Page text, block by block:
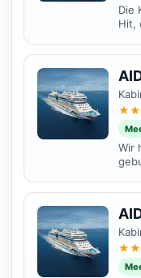
Die
Hit,
Wir